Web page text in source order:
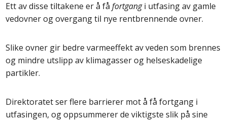
Ett av disse tiltakene er å fåfortgangi utfasing av gamle
vedovner og overgang til nye rentbrennende ovner.
Slike ovner gir bedre varmeeffekt av veden som brennes
og mindre utslipp av klimagasser og helseskadelige
partikler.
Direktoratet ser flere barrierer mot å få fortgang i
utfasingen, og oppsummerer de viktigste slik på sine